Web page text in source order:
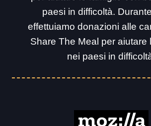
paesi in difficoltà.
effettuiamo donazioni alle
Share The Meal per aiutare
nei paesi in